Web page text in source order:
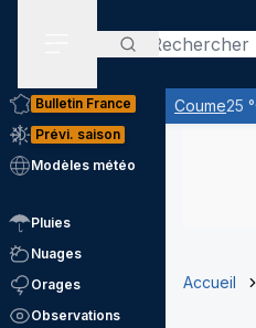
Rechercher
Coume25
Bulletin France
Prévi. saison
Modèles météo
Pluies
Nuages
Orages
Observations
Accueil